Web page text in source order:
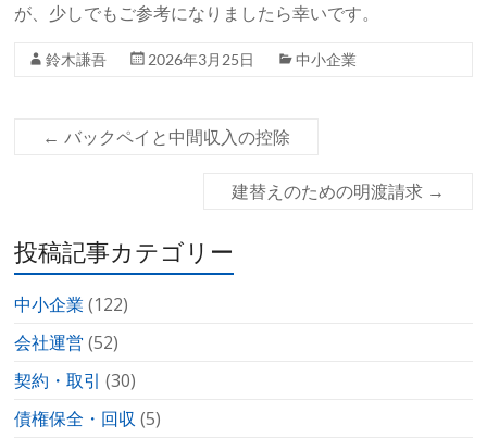
が、少しでもご参考になりましたら幸いです。
鈴木謙吾 2026年3月25日 中小企業
← バックペイと中間収入の控除
建替えのための明渡請求 →
投稿記事カテゴリー
中小企業 (122)
会社運営 (52)
契約・取引 (30)
債権保全・回収 (5)